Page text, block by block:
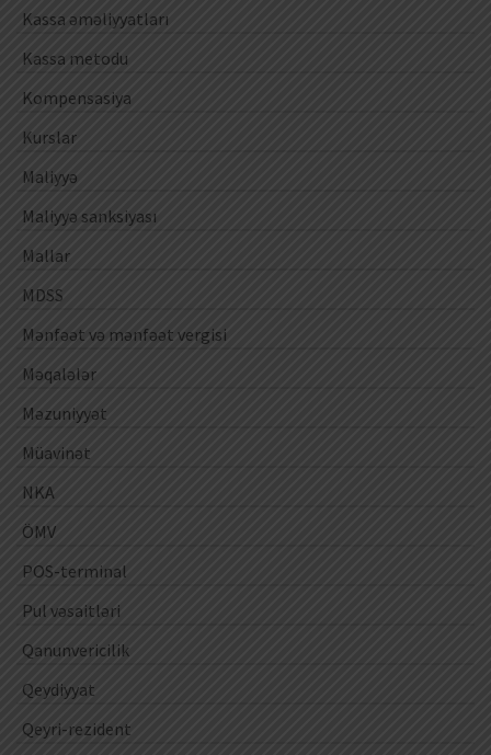
Kassa əməliyyatları
Kassa metodu
Kompensasiya
Kurslar
Maliyyə
Maliyyə sanksiyası
Mallar
MDSS
Mənfəət və mənfəət vergisi
Məqalələr
Məzuniyyət
Müavinət
NKA
ÖMV
POS-terminal
Pul vəsaitləri
Qanunvericilik
Qeydiyyat
Qeyri-rezident